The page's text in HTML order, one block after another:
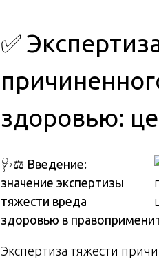
✅
здоровью:
🩺⚖️ Введение:
значение экспертизы
тяжести вреда
здоровью в
Экспертиза тяжести